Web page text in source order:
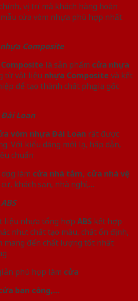
vị trí mà khách hàng hoàn
cửa vòm nhựa phù hợp nhất
Composite
là sản phẩm cửa nhựa
từ vật liệu nhựa Composite và kết
để tạo thành chất phụ gia gốc
Loan
vòm nhựa Đài Loan rất được
Với kiểu dáng mới lạ, hấp dẫn,
chuẩn
làm cửa nhà tắm, cửa nhà vệ
khách sạn, nhà nghỉ,…
liệu nhựa tổng hợp ABS kết hợp
như: chất tạo màu, chất ổn định,
mang đến chất lượng tốt nhất
phù hợp làm cửa
ban công,…